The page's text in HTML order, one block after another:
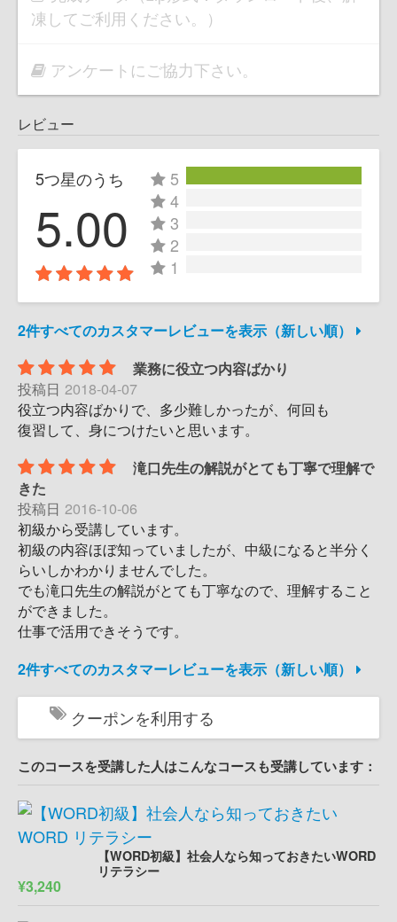
凍してご利用ください。）
アンケートにご協力下さい。
レビュー
5つ星のうち
5.00
5
4
3
2
1
2件すべてのカスタマーレビューを表示（新しい順）
業務に役立つ内容ばかり
投稿日 2018-04-07
役立つ内容ばかりで、多少難しかったが、何回も
復習して、身につけたいと思います。
滝口先生の解説がとても丁寧で理解で
きた
投稿日 2016-10-06
初級から受講しています。
初級の内容ほぼ知っていましたが、中級になると半分く
らいしかわかりませんでした。
でも滝口先生の解説がとても丁寧なので、理解すること
ができました。
仕事で活用できそうです。
2件すべてのカスタマーレビューを表示（新しい順）
クーポンを利用する
このコースを受講した人はこんなコースも受講しています：
【WORD初級】社会人なら知っておきたいWORD
リテラシー
¥3,240